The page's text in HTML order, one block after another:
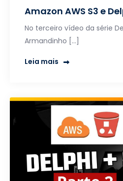
Amazon AWS S3 e
No terceiro vídeo da série
Armandinho […]
Leia mais